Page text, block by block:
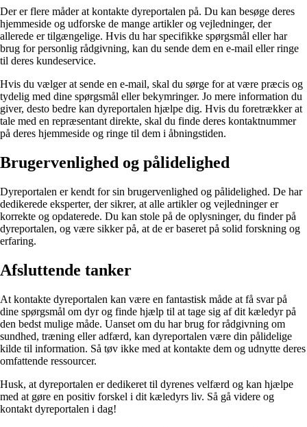
Der er flere måder at kontakte dyreportalen på. Du kan besøge deres
hjemmeside og udforske de mange artikler og vejledninger, der
allerede er tilgængelige. Hvis du har specifikke spørgsmål eller har
brug for personlig rådgivning, kan du sende dem en e-mail eller ringe
til deres kundeservice.
Hvis du vælger at sende en e-mail, skal du sørge for at være præcis og
tydelig med dine spørgsmål eller bekymringer. Jo mere information du
giver, desto bedre kan dyreportalen hjælpe dig. Hvis du foretrækker at
tale med en repræsentant direkte, skal du finde deres kontaktnummer
på deres hjemmeside og ringe til dem i åbningstiden.
Brugervenlighed og pålidelighed
Dyreportalen er kendt for sin brugervenlighed og pålidelighed. De har
dedikerede eksperter, der sikrer, at alle artikler og vejledninger er
korrekte og opdaterede. Du kan stole på de oplysninger, du finder på
dyreportalen, og være sikker på, at de er baseret på solid forskning og
erfaring.
Afsluttende tanker
At kontakte dyreportalen kan være en fantastisk måde at få svar på
dine spørgsmål om dyr og finde hjælp til at tage sig af dit kæledyr på
den bedst mulige måde. Uanset om du har brug for rådgivning om
sundhed, træning eller adfærd, kan dyreportalen være din pålidelige
kilde til information. Så tøv ikke med at kontakte dem og udnytte deres
omfattende ressourcer.
Husk, at dyreportalen er dedikeret til dyrenes velfærd og kan hjælpe
med at gøre en positiv forskel i dit kæledyrs liv. Så gå videre og
kontakt dyreportalen i dag!